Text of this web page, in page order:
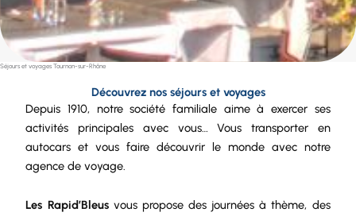
Séjours et voyages Tournon-sur-Rhône
Découvrez nos séjours et voyages
Depuis 1910, notresociété familiale aime à exercer ses
activités principales avec vous… Vous transporter en
autocars et vous faire découvrir le monde avec notre
agence de voyage.
Les Rapid’Bleusvous propose des journées à thème, des